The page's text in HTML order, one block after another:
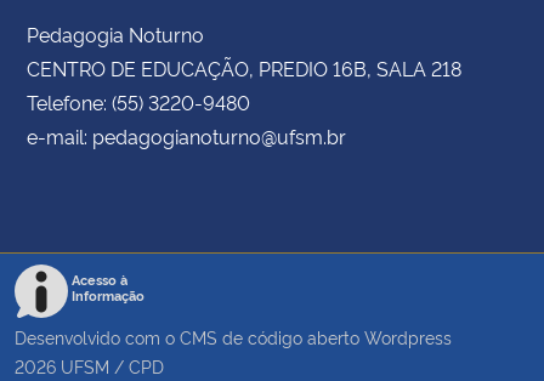
Pedagogia Noturno
CENTRO DE EDUCAÇÃO, PREDIO 16B, SALA 218
Telefone: (55) 3220-9480
e-mail: pedagogianoturno@ufsm.br
Acesso à
Informação
Desenvolvido com o CMS de código aberto Wordpress
2026 UFSM / CPD